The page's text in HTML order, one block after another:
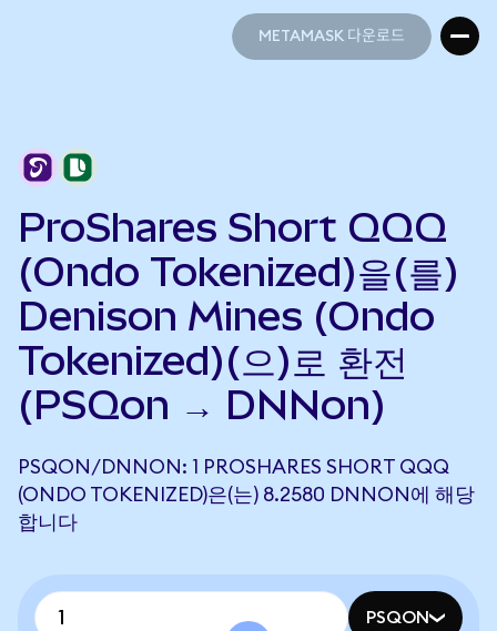
METAMASK 다운로드
ProShares Short QQQ
(Ondo Tokenized)을(를)
Denison Mines (Ondo
Tokenized)(으)로 환전
(PSQon → DNNon)
PSQON/DNNON: 1 PROSHARES SHORT QQQ
(ONDO TOKENIZED)은(는) 8.2580 DNNON에 해당
합니다
PSQON